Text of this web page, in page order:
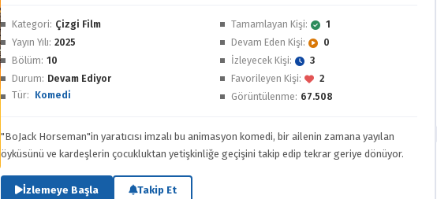
Kategori: Çizgi Film
Yayın Yılı: 2025
Bölüm: 10
Durum: Devam Ediyor
Tür: Komedi
Tamamlayan Kişi:
1
Devam Eden Kişi:
0
İzleyecek Kişi:
3
Favorileyen Kişi:
2
Görüntülenme: 67.508
"BoJack Horseman"in yaratıcısı imzalı bu animasyon komedi, bir ailenin zamana yayılan
öyküsünü ve kardeşlerin çocukluktan yetişkinliğe geçişini takip edip tekrar geriye dönüyor.
İzlemeye Başla Takip Et